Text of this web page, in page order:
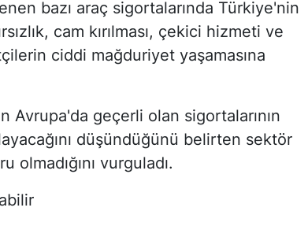
bazı araç sigortalarında Türkiye'nin
cam kırılması, çekici hizmeti ve
ciddi mağduriyet yaşamasına
geçerli olan sigortalarının
düşündüğünü belirten sektör
vurguladı.